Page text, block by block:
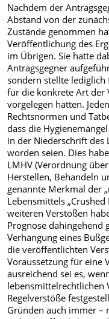
Nachdem der
Abstand von der
Zustände genommen
Veröffentlichung des
im Übrigen. Sie hatte
Antragsgegner
sondern stellte lediglich
für die konkrete Art der
vorgelegen hätten.
Rechtsnormen und
dass die
in der Niederschrift
worden seien. Dies
LMHV (Verordnung
Herstellen, Behandeln
genannte Merkmal der
Lebensmittels
weiteren Verstößen
Prognose dahingehend
Verhängung eines
die veröffentlichten
Voraussetzung für eine
ausreichend sei es,
lebensmittelrechtlichen
Regelverstöße
Gründen auch immer